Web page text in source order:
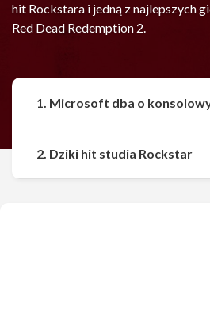
hit Rockstara i jedną z najlepszych
Red Dead Redemption 2.
Udostępnij
1. Microsoft dba o
2. Dziki hit studia Rockstar